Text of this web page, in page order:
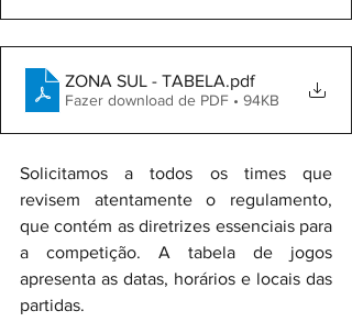
ZONA SUL - TABELA.pdf
Fazer download de PDF • 94KB
Solicitamos a todos os times que
revisem atentamente o regulamento,
que contém as diretrizes essenciais para
a competição. A tabela de jogos
apresenta as datas, horários e locais das
partidas.